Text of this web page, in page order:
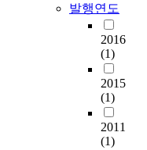
발행연도
2016
(1)
2015
(1)
2011
(1)